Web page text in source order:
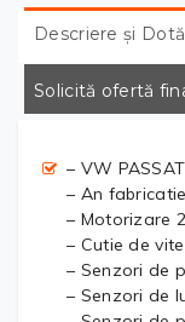
Descriere și
Solicită ofertă
– VW PASSAT
– An
– Motorizare
– Cutie de
– Senzori de
– Senzori de